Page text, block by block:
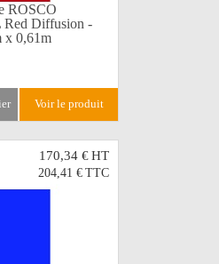
ROSCO
Red Diffusion -
x 0,61m
voir le produit
170,34 €HT
204,41 € TTC